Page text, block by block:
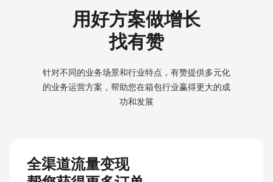
用好方案做增长
找有赞
针对不同的业务场景和行业特点，有赞提供多元化
的业务运营方案，帮助您在箱包行业赢得更大的成
功和发展
全渠道流量变现